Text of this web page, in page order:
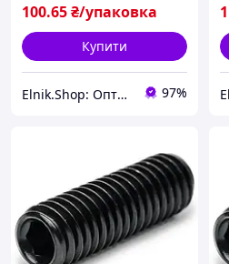
100.65₴/упаковка
Купити
Elnik.Shop: Оптово-роздрібна компанія 97%